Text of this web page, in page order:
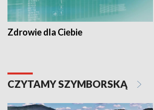
Zdrowie dla Ciebie
CZYTAMY SZYMBORSKĄ